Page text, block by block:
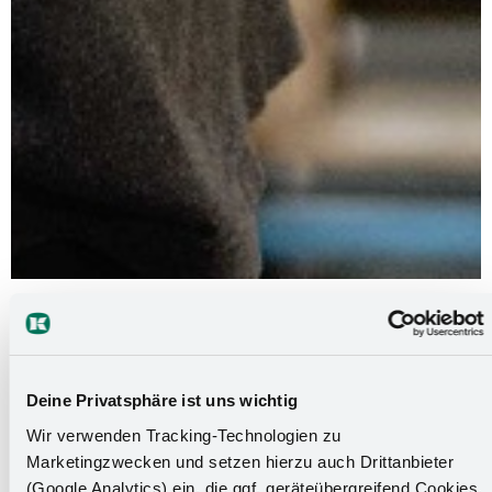
Deine Privatsphäre ist uns wichtig
Wir verwenden Tracking-Technologien zu
Marketingzwecken und setzen hierzu auch Drittanbieter
(Google Analytics) ein, die ggf. geräteübergreifend Cookies,
Ausbildung zum Maschinen- und
Anlagenführer (m/w/d)
Der Ausbildungscheck für